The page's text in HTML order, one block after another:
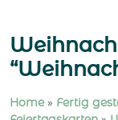
Home» Fertig